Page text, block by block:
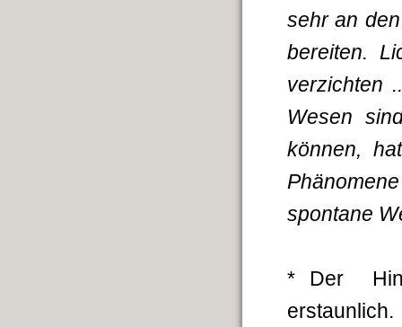
sehr an
bereiten.
verzichten
Wesen
können,
spontane
* Der